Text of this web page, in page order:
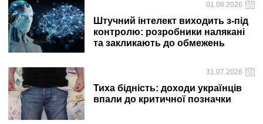
01.08.2026
Штучний інтелект виходить з-під
контролю: розробники налякані
та закликають до обмежень
31.07.2026
Тиха бідність: доходи українців
впали до критичної позначки